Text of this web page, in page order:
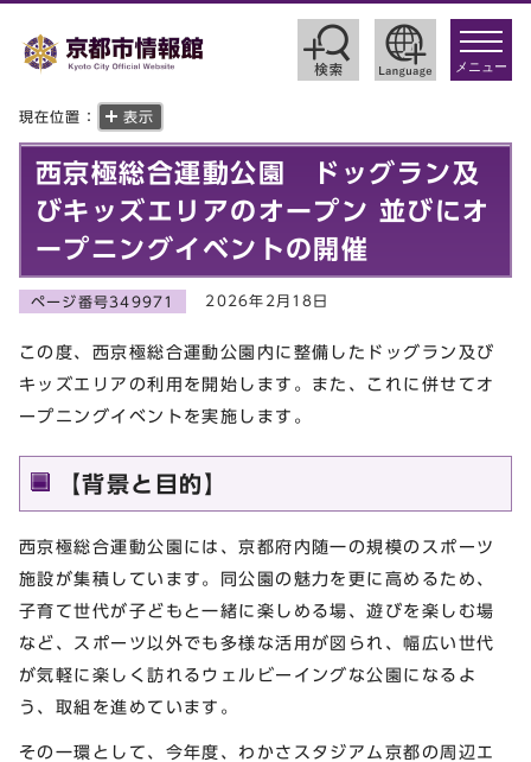
toggle
メニュー
現在位置： 表示
西京極総合運動公園 ドッグラン及
びキッズエリアのオープン 並びにオ
ープニングイベントの開催
ページ番号349971 2026年2月18日
この度、西京極総合運動公園内に整備したドッグラン及び
キッズエリアの利用を開始します。また、これに併せてオ
ープニングイベントを実施します。
【背景と目的】
西京極総合運動公園には、京都府内随一の規模のスポーツ
施設が集積しています。同公園の魅力を更に高めるため、
子育て世代が子どもと一緒に楽しめる場、遊びを楽しむ場
など、スポーツ以外でも多様な活用が図られ、幅広い世代
が気軽に楽しく訪れるウェルビーイングな公園になるよ
う、取組を進めています。
その一環として、今年度、わかさスタジアム京都の周辺エ